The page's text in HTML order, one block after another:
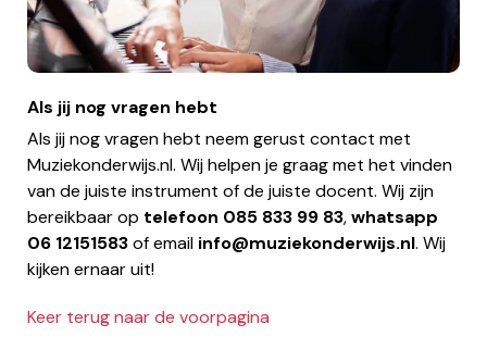
Als jij nog vragen hebt
Als jij nog vragen hebt neem gerust contact met
Muziekonderwijs.nl. Wij helpen je graag met het vinden
van de juiste instrument of de juiste docent. Wij zijn
bereikbaar op telefoon 085 833 99 83,whatsapp
06 12151583of email info@muziekonderwijs.nl. Wij
kijken ernaar uit!
Keer terug naar de voorpagina